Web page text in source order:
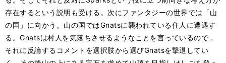
存在するという説明も受ける。次にファンタジーの世界では「山
の国」に向かう。山の国ではGnatsに襲われている住人に遭遇す
る。Gnatsは村人を気落ちさせるようなことを言っているので，
それに反論するコメントを選択肢から選びGnatsを撃退してい